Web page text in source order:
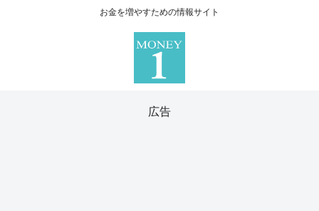
お金を増やすための情報サイト
広告